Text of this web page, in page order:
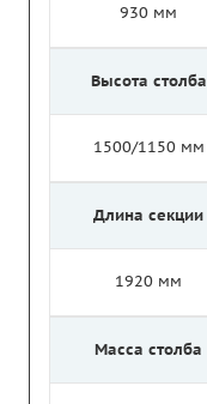
930 мм
Высота столба
1500/1150 мм
Длина секции
1920 мм
Масса столба